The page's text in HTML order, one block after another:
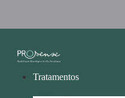
Tratamentos